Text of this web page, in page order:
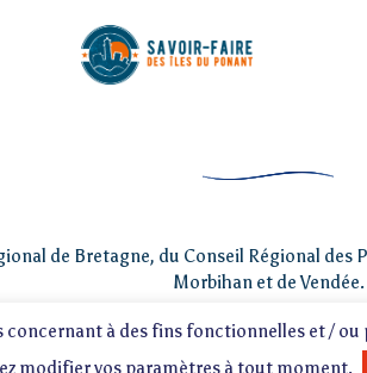
de Bretagne, du Conseil Régional des
Morbihan et de Vendée.
à des fins fonctionnelles et /
modifier vos paramètres à tout moment.